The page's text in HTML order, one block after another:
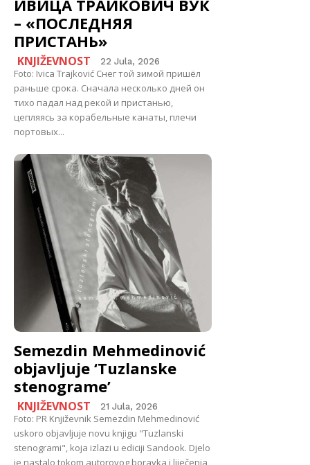
ИВИЦА ТРАЙКОВИЧ ВУК
– «ПОСЛЕДНЯЯ
ПРИСТАНЬ»
KNJIŽEVNOST 22 Jula, 2026
Foto: Ivica Trajković Снег той зимой пришёл
раньше срока. Сначала несколько дней он
тихо падал над рекой и пристанью,
цепляясь за корабельные канаты, плечи
портовых...
Semezdin Mehmedinović
objavljuje ‘Tuzlanske
stenograme’
KNJIŽEVNOST 21 Jula, 2026
Foto: PR Književnik Semezdin Mehmedinović
uskoro objavljuje novu knjigu "Tuzlanski
stenogrami", koja izlazi u ediciji Sandook. Djelo
je nastalo tokom autorovog boravka i liječenja